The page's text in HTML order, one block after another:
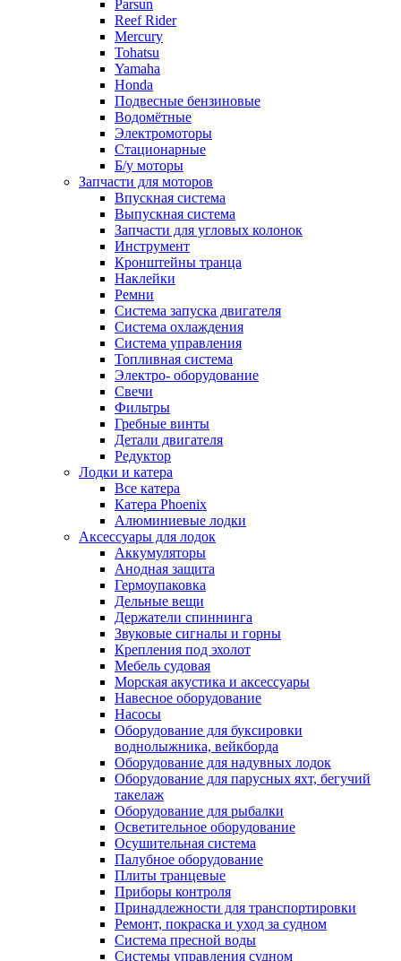
Parsun
Reef Rider
Mercury
Tohatsu
Yamaha
Honda
Подвесные бензиновые
Водомётные
Электромоторы
Стационарные
Б/у моторы
Запчасти для моторов
Впускная система
Выпускная система
Запчасти для угловых колонок
Инструмент
Кронштейны транца
Наклейки
Ремни
Система запуска двигателя
Система охлаждения
Система управления
Топливная система
Электро- оборудование
Свечи
Фильтры
Гребные винты
Детали двигателя
Редуктор
Лодки и катера
Все катера
Катера Phoenix
Алюминиевые лодки
Аксессуары для лодок
Аккумуляторы
Анодная защита
Гермоупаковка
Дельные вещи
Держатели спиннинга
Звуковые сигналы и горны
Крепления под эхолот
Мебель судовая
Морская акустика и аксессуары
Навесное оборудование
Насосы
Оборудование для буксировки
воднолыжника, вейкборда
Оборудование для надувных лодок
Оборудование для парусных яхт, бегучий
такелаж
Оборудование для рыбалки
Осветительное оборудование
Осушительная система
Палубное оборудование
Плиты транцевые
Приборы контроля
Принадлежности для транспортировки
Ремонт, покраска и уход за судном
Система пресной воды
Системы управления судном